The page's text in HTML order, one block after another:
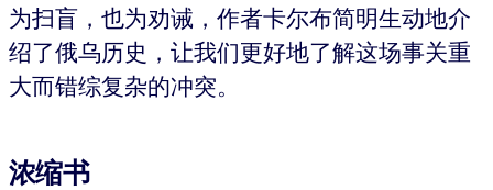
为扫盲，也为劝诫，作者卡尔布简明生动地介
绍了俄乌历史，让我们更好地了解这场事关重
大而错综复杂的冲突。
浓缩书